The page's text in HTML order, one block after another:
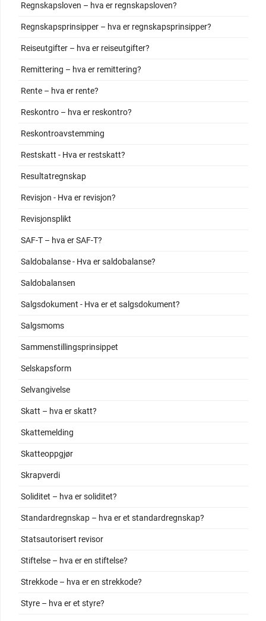
Regnskapsloven – hva er regnskapsloven?
Regnskapsprinsipper – hva er regnskapsprinsipper?
Reiseutgifter – hva er reiseutgifter?
Remittering – hva er remittering?
Rente – hva er rente?
Reskontro – hva er reskontro?
Reskontroavstemming
Restskatt - Hva er restskatt?
Resultatregnskap
Revisjon - Hva er revisjon?
Revisjonsplikt
SAF-T – hva er SAF-T?
Saldobalanse - Hva er saldobalanse?
Saldobalansen
Salgsdokument - Hva er et salgsdokument?
Salgsmoms
Sammenstillingsprinsippet
Selskapsform
Selvangivelse
Skatt – hva er skatt?
Skattemelding
Skatteoppgjør
Skrapverdi
Soliditet – hva er soliditet?
Standardregnskap – hva er et standardregnskap?
Statsautorisert revisor
Stiftelse – hva er en stiftelse?
Strekkode – hva er en strekkode?
Styre – hva er et styre?